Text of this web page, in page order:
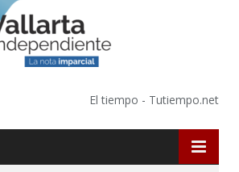
El tiempo - Tutiempo.net